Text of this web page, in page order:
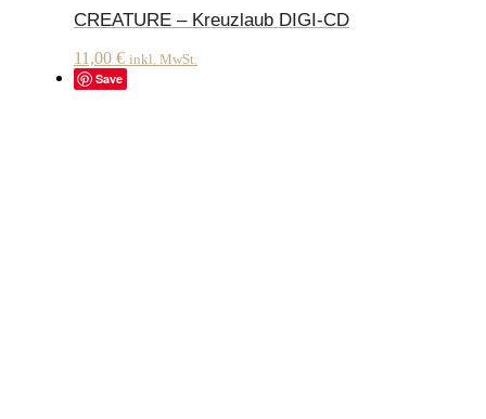
CREATURE – Kreuzlaub DIGI-CD
11,00 € inkl. MwSt.
Save